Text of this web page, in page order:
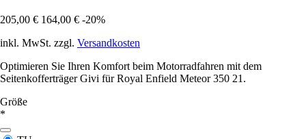
205,00 € 164,00 € -20%
inkl. MwSt. zzgl. Versandkosten
Optimieren Sie Ihren Komfort beim Motorradfahren mit dem
Seitenkofferträger Givi für Royal Enfield Meteor 350 21.
Größe
*